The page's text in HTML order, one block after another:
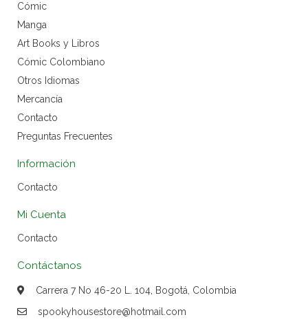
Cómic
Manga
Art Books y Libros
Cómic Colombiano
Otros Idiomas
Mercancía
Contacto
Preguntas Frecuentes
Información
Contacto
Mi Cuenta
Contacto
Contáctanos
Carrera 7 No 46-20 L. 104, Bogotá, Colombia
spookyhousestore@hotmail.com